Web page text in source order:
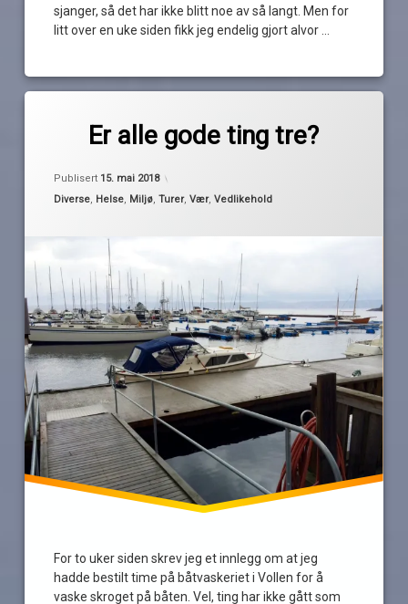
sjanger, så det har ikke blitt noe av så langt. Men for
litt over en uke siden fikk jeg endelig gjort alvor …
Er alle gode ting tre?
Publisert 15. mai 2018
Kategorier:
Diverse, Helse, Miljø,Turer,Vær,Vedlikehold
For to uker siden skrev jeg et innlegg om at jeg
hadde bestilt time på båtvaskeriet i Vollen for å
vaske skroget på båten. Vel, ting har ikke gått som
utsettelse
vollen